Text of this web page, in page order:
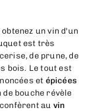
obtenez un vin d'un
est très
de prune, de
bois. Le tout est
et épicées
bouche révèle
au vin